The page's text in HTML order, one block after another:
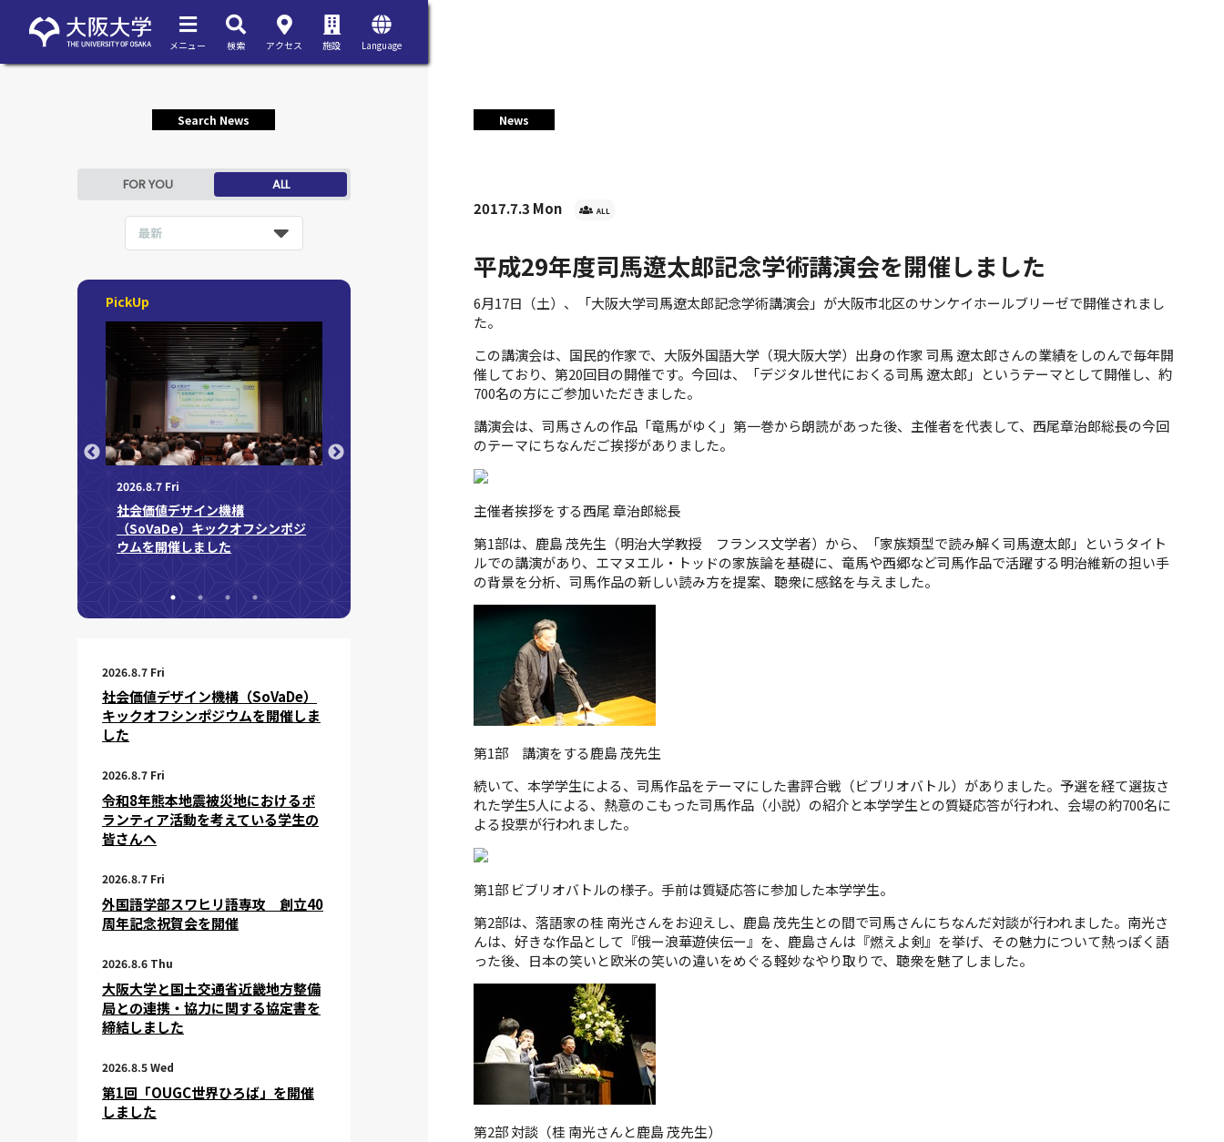
メニュー 検索 アクセス 施設 Language
News
2017.7.3 Mon ALL
平成29年度司馬遼太郎記念学術講演会を開催しました
6月17日（土）、「大阪大学司馬遼太郎記念学術講演会」が大阪市北区のサンケイホールブリーゼで開催されまし
た。
この講演会は、国民的作家で、大阪外国語大学（現大阪大学）出身の作家 司馬 遼太郎さんの業績をしのんで毎年開
催しており、第20回目の開催です。今回は、「デジタル世代におくる司馬 遼太郎」というテーマとして開催し、約
700名の方にご参加いただきました。
講演会は、司馬さんの作品「竜馬がゆく」第一巻から朗読があった後、主催者を代表して、西尾章治郎総長の今回
のテーマにちなんだご挨拶がありました。
主催者挨拶をする西尾 章治郎総長
第1部は、鹿島 茂先生（明治大学教授 フランス文学者）から、「家族類型で読み解く司馬遼太郎」というタイト
ルでの講演があり、エマヌエル・トッドの家族論を基礎に、竜馬や西郷など司馬作品で活躍する明治維新の担い手
の背景を分析、司馬作品の新しい読み方を提案、聴衆に感銘を与えました。
第1部 講演をする鹿島 茂先生
続いて、本学学生による、司馬作品をテーマにした書評合戦（ビブリオバトル）がありました。予選を経て選抜さ
れた学生5人による、熱意のこもった司馬作品（小説）の紹介と本学学生との質疑応答が行われ、会場の約700名に
よる投票が行われました。
第1部 ビブリオバトルの様子。手前は質疑応答に参加した本学学生。
第2部は、落語家の桂 南光さんをお迎えし、鹿島 茂先生との間で司馬さんにちなんだ対談が行われました。南光さ
んは、好きな作品として『俄ー浪華遊侠伝ー』を、鹿島さんは『燃えよ剣』を挙げ、その魅力について熱っぽく語
った後、日本の笑いと欧米の笑いの違いをめぐる軽妙なやり取りで、聴衆を魅了しました。
第2部 対談（桂 南光さんと鹿島 茂先生）
Search News
FOR YOU ALL
最新
PickUp
2026.8.7 Fri
社会価値デザイン機構
（SoVaDe）キックオフシンポジ
ウムを開催しました
（EPOCH）」に採択されました
2026.7.16 Thu
開催しました
化にかかる人材育成事業」に採択
されました
ウムを開催しました
2026.8.7 Fri
社会価値デザイン機構（SoVaDe）
キックオフシンポジウムを開催しま
した
2026.8.7 Fri
令和8年熊本地震被災地におけるボ
ランティア活動を考えている学生の
皆さんへ
2026.8.7 Fri
外国語学部スワヒリ語専攻 創立40
周年記念祝賀会を開催
2026.8.6 Thu
大阪大学と国土交通省近畿地方整備
局との連携・協力に関する協定書を
締結しました
2026.8.5 Wed
第1回「OUGC世界ひろば」を開催
しました